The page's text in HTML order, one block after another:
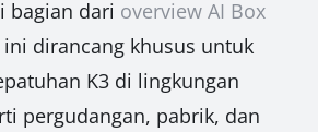
bagian dari overview AI Box
dirancang khusus untuk
K3 di lingkungan
pergudangan, pabrik, dan